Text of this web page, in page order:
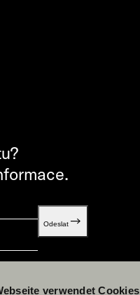
verwendet Cookies
Odeslat
„